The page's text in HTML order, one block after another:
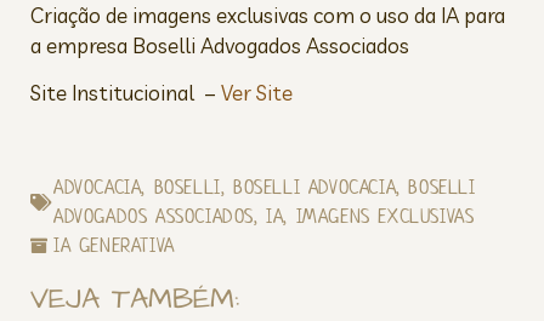
Criação de imagens exclusivas com o uso da IA para
a empresa Boselli Advogados Associados
Site Institucioinal – Ver Site
ADVOCACIA, BOSELLI,BOSELLI ADVOCACIA,BOSELLI
ADVOGADOS ASSOCIADOS,IA, IMAGENS EXCLUSIVAS
IA GENERATIVA
VEJA TAMBÉM: